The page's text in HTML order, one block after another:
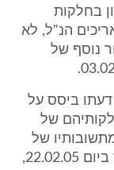
בחלקות
מלבד התאריכים הנ"ל, לא
נוסף של
ביסס על
של
של
עתריה כי את ביקורו עם ד"ר אנג'ל, ערך ביום 22.02.05,